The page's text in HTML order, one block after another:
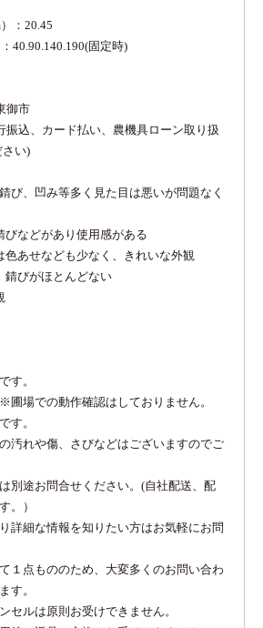
：20.45
40.90.140.190(固定時)
御市
振込、カード払い、農機具ローン取り扱
さい)
び、凹み等多く見た目は悪いが問題なく
などがあり使用感がある
あせなども少なく、きれいな外観
びがほとんどない
す。
場での動作確認はしておりません。
す。
汚れや傷、さびなどはございますのでご
別途お問合せください。(自社配送、配
。）
詳細な情報を知りたい方はお気軽にお問
１点もののため、大変多くのお問い合わ
す。
セルは原則お受けできません。